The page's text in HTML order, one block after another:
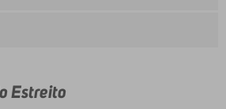
Estreito